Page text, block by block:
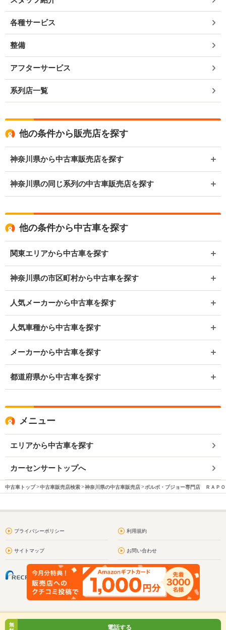
各種サービス
整備
アフターサービス
系列店一覧
他の条件から販売店を探す
神奈川県から中古車販売店を探す
神奈川県の同じ系列の中古車販売店を探す
他の条件から中古車を探す
関東エリアから中古車を探す
神奈川県の市区町村から中古車を探す
人気メーカーから中古車を探す
人気車種から中古車を探す
メーカーから中古車を探す
都道府県から中古車を探す
メニュー
エリアから中古車を探す
カーセンサートップへ
中古車トップ 中古車販売店検索 神奈川県の中古車販売店 ボルボ・プジョー専門店 ＲＡＰＯ
プライバシーポリシー 利用規約
サイトマップ お問い合わせ
無
電話する